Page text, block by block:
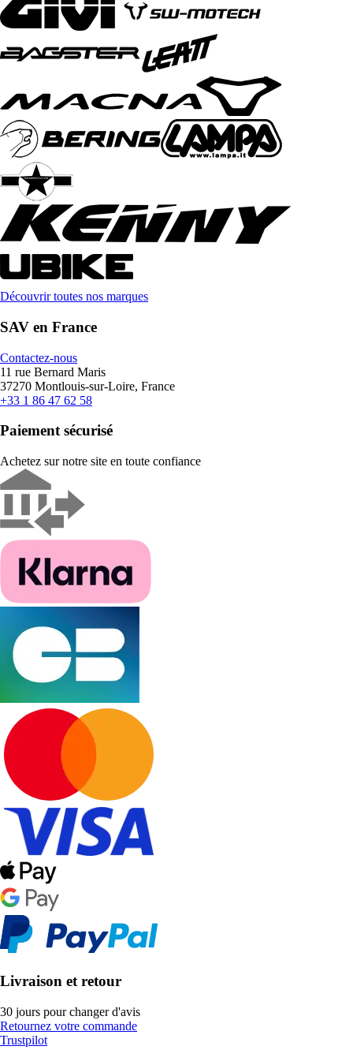
Découvrir toutes nos marques
SAV en France
Contactez-nous
11 rue Bernard Maris
37270 Montlouis-sur-Loire, France
+33 1 86 47 62 58
Paiement sécurisé
Achetez sur notre site en toute confiance
Livraison et retour
30 jours pour changer d'avis
Retournez votre commande
Trustpilot